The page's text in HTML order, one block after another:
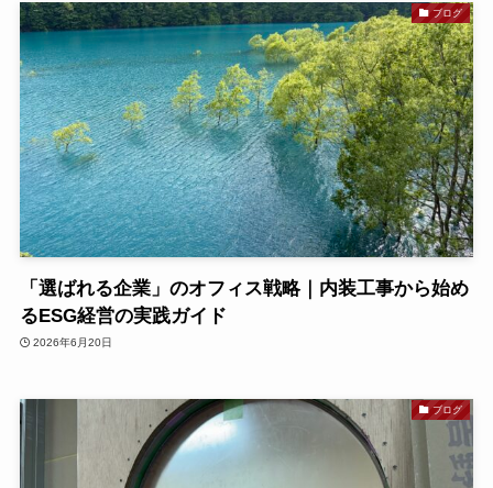
ブログ
「選ばれる企業」のオフィス戦略｜内装工事から始め
るESG経営の実践ガイド
2026年6月20日
ブログ